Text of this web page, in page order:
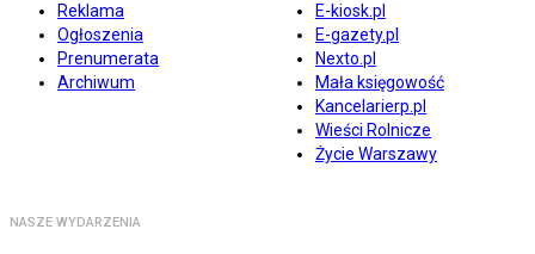
Reklama
Ogłoszenia
Prenumerata
Archiwum
E-kiosk.pl
E-gazety.pl
Nexto.pl
Mała księgowość
Kancelarierp.pl
Wieści Rolnicze
Życie Warszawy
NASZE WYDARZENIA